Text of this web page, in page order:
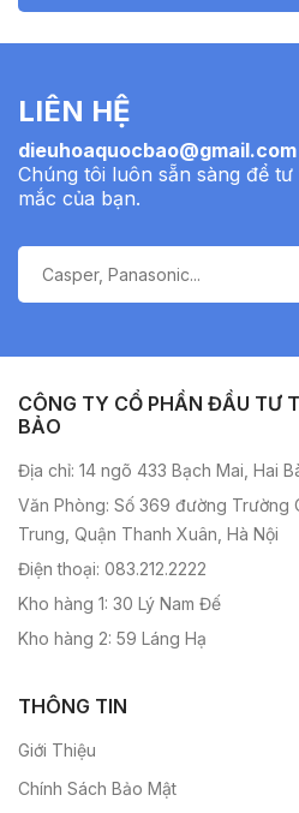
LIÊN HỆ
dieuhoaquocbao@gmail.com
Chúng tôi luôn sẵn sàng để
mắc của bạn.
CÔNG TY CỔ PHẦN ĐẦU TƯ
BẢO
Địa chỉ: 14 ngõ 433 Bạch Mai, Hai
Văn Phòng: Số 369 đường Trường
Trung, Quận Thanh Xuân, Hà Nội
Điện thoại: 083.212.2222
Kho hàng 1: 30 Lý Nam Đế
Kho hàng 2: 59 Láng Hạ
THÔNG TIN
Giới Thiệu
Chính Sách Bảo Mật